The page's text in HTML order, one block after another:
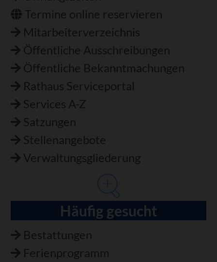
Termine online reservieren
Mitarbeiterverzeichnis
Öffentliche Ausschreibungen
Öffentliche Bekanntmachungen
Rathaus Serviceportal
Services A-Z
Satzungen
Stellenangebote
Verwaltungsgliederung
Häufig gesucht
Bestattungen
Ferienprogramm